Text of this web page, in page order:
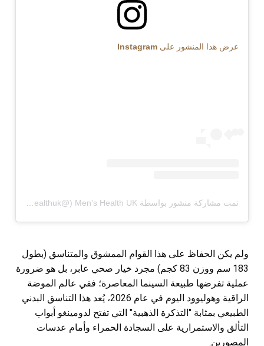
عرض هذا المنشور على Instagram
تمت مشاركة منشور بواسطة ‏‎Men's Health UK‎‏ (@‏‎menshealthuk‎‏)
ولم يكن الحفاظ على هذا القوام الممشوق والمتناسق (بطول
183 سم ووزن 83 كجم) مجرد خيار صحي عابر، بل هو ضرورة
عملية تفرضها طبيعة السينما المعاصرة؛ ففي عالم الموضة
الراقية وهوليوود اليوم في عام 2026، يُعد هذا التناسق البدني
الطبيعي بمثابة "التذكرة الذهبية" التي تفتح لدومينغو أبواب
التألق والاستمرارية على السجادة الحمراء وأمام عدسات
المصورين.